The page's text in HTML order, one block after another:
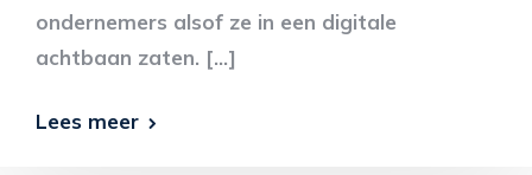
ondernemers alsof ze in een digitale
achtbaan zaten. […]
Lees meer